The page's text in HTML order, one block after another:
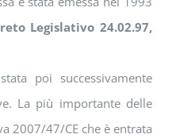
Legislativo 24.02.97,
poi successivamente
La più importante delle
2007/47/CE che è entrata